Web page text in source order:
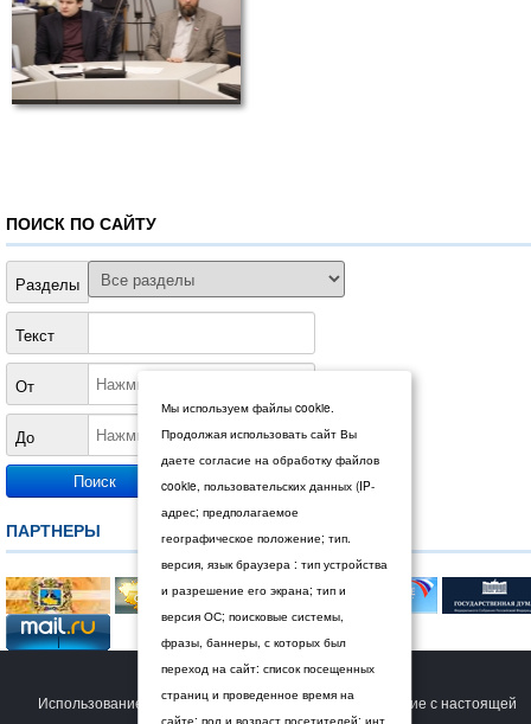
ПОИСК ПО САЙТУ
Разделы
Текст
От
До
ПАРТНЕРЫ
© 2026 Дума Ставропольского края.
Использование сайта Пользователем означает согласие с настоящей
Мы используем файлы cookie.
Продолжая использовать сайт Вы
даете согласие на обработку файлов
cookie, пользовательских данных (IP-
адрес; предполагаемое
географическое положение; тип.
версия, язык браузера : тип устройства
и разрешение его экрана; тип и
версия ОС; поисковые системы,
фразы, баннеры, с которых был
переход на сайт: список посещенных
страниц и проведенное время на
сайте; пол и возраст посетителей; инт